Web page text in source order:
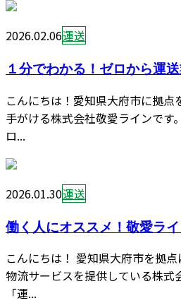
2026.02.06運送
１分でわかる！ゼロから運
こんにちは！愛知県大府市に拠点
手がける株式会社敬愛ラインです
ロ...
2026.01.30運送
働く人にオススメ！敬愛ラ
こんにちは！ 愛知県大府市を拠
物流サービスを提供している株式
「運...